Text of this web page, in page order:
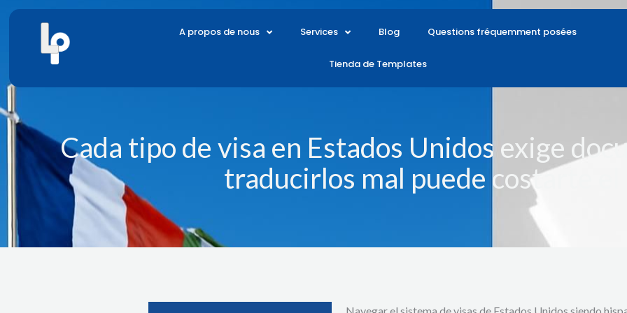
Skip
A propos de nous Services Blog Questions fréquemment posées
Tienda de Templates
Cada tipo de visa en Estados Unidos exige
traducirlos mal puede costarte el
Navegar el sistema de visas de Estados Unidos siendo